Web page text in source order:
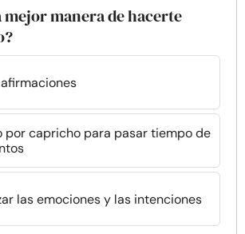
mejor manera de hacerte
por capricho para pasar tiempo de
las emociones y las intenciones